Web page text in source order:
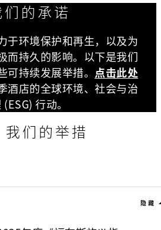
们的承诺
于环境保护和再生，以及为
而持久的影响。以下是我们
可持续发展举措。 点击此处
酒店的全球环境、社会与治
(ESG) 行动。
我们的举措
隐藏